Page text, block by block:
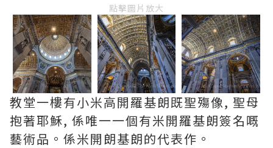
點擊圖片放大
教堂一樓有小米高開羅基朗既聖殤像, 聖母
抱著耶穌, 係唯一一個有米開羅基朗簽名嘅
藝術品。係米開朗基朗的代表作。